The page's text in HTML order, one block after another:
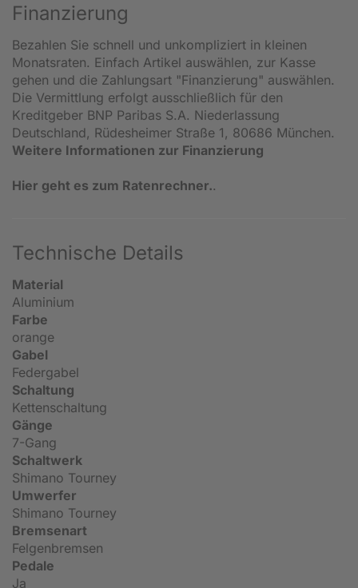
Finanzierung
Bezahlen Sie schnell und unkompliziert in kleinen
Monatsraten. Einfach Artikel auswählen, zur Kasse
gehen und die Zahlungsart "Finanzierung" auswählen.
Die Vermittlung erfolgt ausschließlich für den
Kreditgeber BNP Paribas S.A. Niederlassung
Deutschland, Rüdesheimer Straße 1, 80686 München.
Weitere Informationen zur Finanzierung
Hier geht es zum Ratenrechner..
Technische Details
Material
Aluminium
Farbe
orange
Gabel
Federgabel
Schaltung
Kettenschaltung
Gänge
7-Gang
Schaltwerk
Shimano Tourney
Umwerfer
Shimano Tourney
Bremsenart
Felgenbremsen
Pedale
Ja